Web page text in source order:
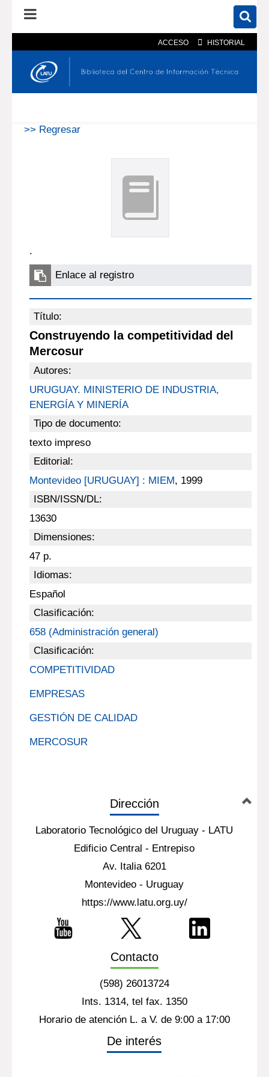
ACCESO HISTORIAL
En el catálogo En el sitio
>> Regresar
.
Enlace al registro
Título:
Construyendo la competitividad del
Mercosur
Autores:
URUGUAY. MINISTERIO DE INDUSTRIA,
ENERGÍA Y MINERÍA
Tipo de documento:
texto impreso
Editorial:
Montevideo [URUGUAY] : MIEM, 1999
ISBN/ISSN/DL:
13630
Dimensiones:
47 p.
Idiomas:
Español
Clasificación:
658 (Administración general)
Clasificación:
COMPETITIVIDAD
EMPRESAS
GESTIÓN DE CALIDAD
MERCOSUR
Dirección
Laboratorio Tecnológico del Uruguay - LATU
Edificio Central - Entrepiso
Av. Italia 6201
Montevideo - Uruguay
https://www.latu.org.uy/
Contacto
(598) 26013724
Ints. 1314, tel fax. 1350
Horario de atención L. a V. de 9:00 a 17:00
De interés